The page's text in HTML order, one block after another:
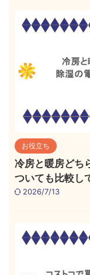
お役立ち
冷房と暖房どち
ついても比較し
2026/7/13